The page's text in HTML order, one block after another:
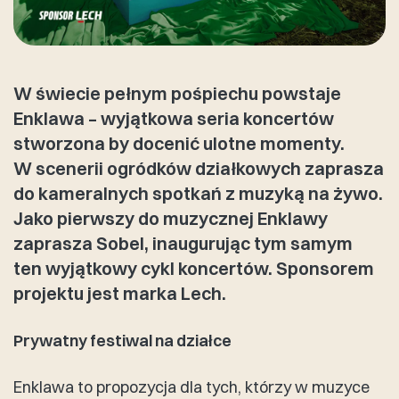
W świecie pełnym pośpiechu powstaje
Enklawa – wyjątkowa seria koncertów
stworzona by docenić ulotne momenty.
W scenerii ogródków działkowych zaprasza
do kameralnych spotkań z muzyką na żywo.
Jako pierwszy do muzycznej Enklawy
zaprasza Sobel, inaugurując tym samym
ten wyjątkowy cykl koncertów. Sponsorem
projektu jest marka Lech.
Prywatny festiwal na działce
Enklawa to propozycja dla tych, którzy w muzyce